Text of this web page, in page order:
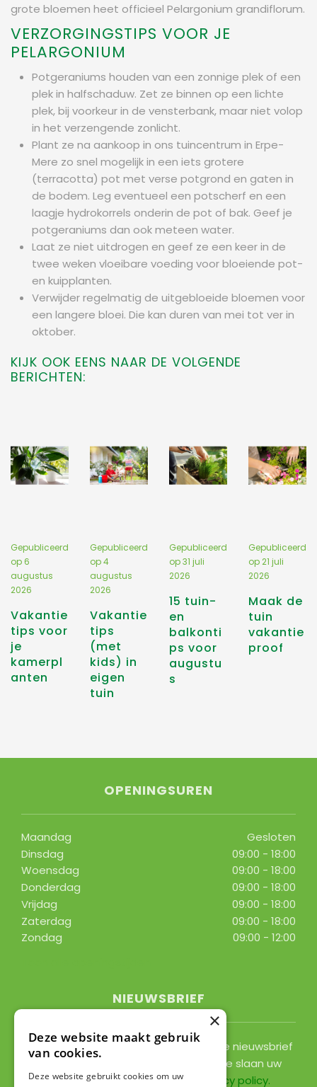
grote bloemen heet officieel Pelargonium grandiflorum.
VERZORGINGSTIPS VOOR JE
PELARGONIUM
Potgeraniums houden van een zonnige plek of een
plek in halfschaduw. Zet ze binnen op een lichte
plek, bij voorkeur in de vensterbank, maar niet volop
in het verzengende zonlicht.
Plant ze na aankoop in ons tuincentrum in Erpe-
Mere zo snel mogelijk in een iets grotere
(terracotta) pot met verse potgrond en gaten in
de bodem. Leg eventueel een potscherf en een
laagje hydrokorrels onderin de pot of bak. Geef je
potgeraniums dan ook meteen water.
Laat ze niet uitdrogen en geef ze een keer in de
twee weken vloeibare voeding voor bloeiende pot-
en kuipplanten.
Verwijder regelmatig de uitgebloeide bloemen voor
een langere bloei. Die kan duren van mei tot ver in
oktober.
KIJK OOK EENS NAAR DE VOLGENDE
BERICHTEN:
Vakantie
tips voor
je
kamerpl
anten
Gepubliceerd
op6
augustus
2026
Vakantie
tips
(met
kids) in
eigen
tuin
Gepubliceerd
op4
augustus
2026
15 tuin-
en
balkonti
ps voor
augustu
s
Gepubliceerd
op31 juli
2026
Maak de
tuin
vakantie
proof
Gepubliceerd
op21 juli
2026
OPENINGSUREN
Maandag
Gesloten
Dinsdag
09:00 - 18:00
Woensdag
09:00 - 18:00
Donderdag
09:00 - 18:00
Vrijdag
09:00 - 18:00
Zaterdag
09:00 - 18:00
Zondag
09:00 - 12:00
NIEUWSBRIEF
Ontvang ongeveer 1x per 2 weken onze nieuwsbrief
met acties, nieuws & activiteiten! We slaan uw
gegevens op conform onze
privacy policy.
×
Deze website maakt gebruik
van cookies.
Deze website gebruikt cookies om uw